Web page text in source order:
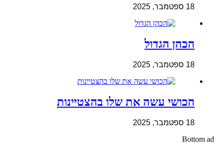
18 ספטמבר, 2025
הכהן הגדול
18 ספטמבר, 2025
הכושי עשה את שלו בהצטיינות
18 ספטמבר, 2025
Bottom ad